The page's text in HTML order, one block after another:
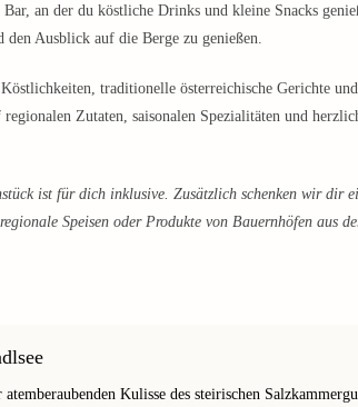
an der du köstliche Drinks und kleine Snacks
Ausblick auf die Berge zu genießen.
traditionelle österreichische Gerichte
Zutaten, saisonalen Spezialitäten und
ist für dich inklusive. Zusätzlich schenken wir dir
Speisen oder Produkte von Bauernhöfen aus
Kulisse des steirischen